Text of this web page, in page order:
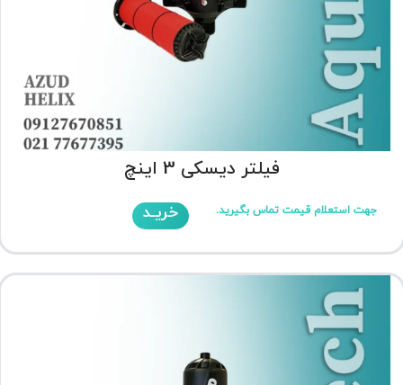
فیلتر دیسکی 3 اینچ
جهت استعلام قیمت تماس بگیرید. خریـد